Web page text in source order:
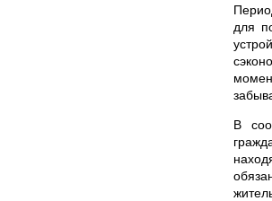
для
В